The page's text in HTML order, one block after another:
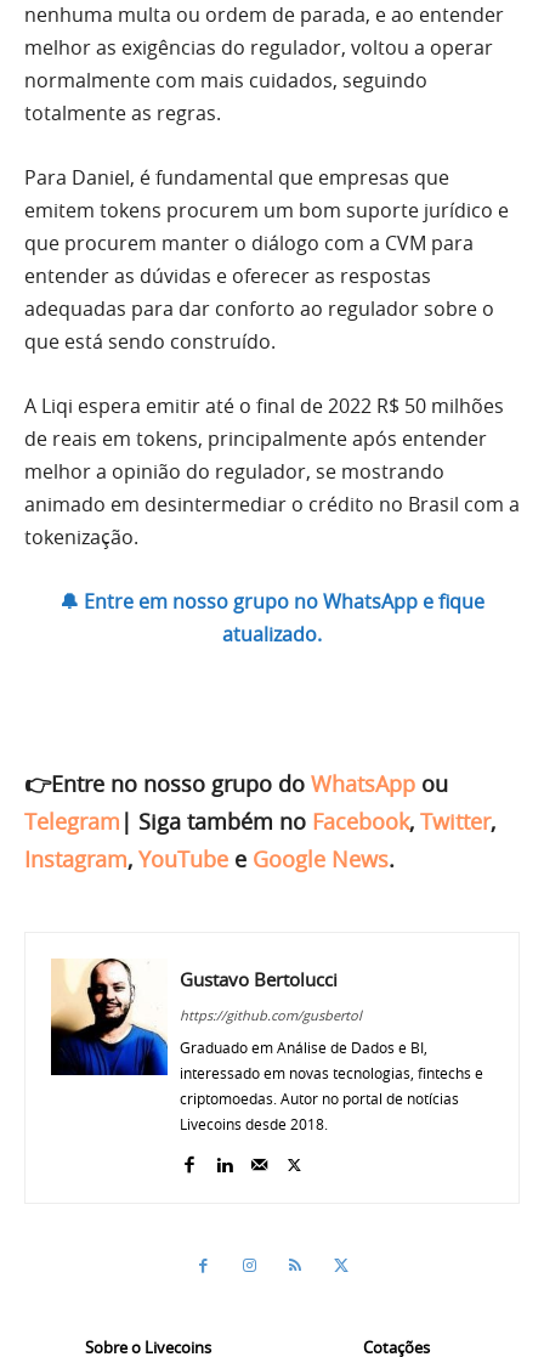
nenhuma multa ou ordem de parada, e ao entender
melhor as exigências do regulador, voltou a operar
normalmente com mais cuidados, seguindo
totalmente as regras.
Para Daniel, é fundamental que empresas que
emitem tokens procurem um bom suporte jurídico e
que procurem manter o diálogo com a CVM para
entender as dúvidas e oferecer as respostas
adequadas para dar conforto ao regulador sobre o
que está sendo construído.
A Liqi espera emitir até o final de 2022 R$ 50 milhões
de reais em tokens, principalmente após entender
melhor a opinião do regulador, se mostrando
animado em desintermediar o crédito no Brasil com a
tokenização.
🔔 Entre em nosso grupo no WhatsApp e fique
atualizado.
👉Entre no nosso grupo do WhatsApp ou
Telegram | Siga também no Facebook, Twitter,
Instagram, YouTube e Google News.
Gustavo Bertolucci
https://github.com/gusbertol
Graduado em Análise de Dados e BI,
interessado em novas tecnologias, fintechs e
criptomoedas. Autor no portal de notícias
Livecoins desde 2018.
Sobre o Livecoins Cotações